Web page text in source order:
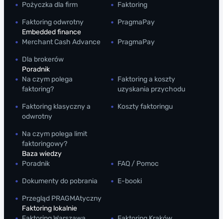
Pożyczka dla firm
Faktoring
Faktoring odwrotny
PragmaPay
Embedded finance
Merchant Cash Advance
PragmaPay
Dla brokerów
Poradnik
Na czym polega
faktoring?
Faktoring a koszty
uzyskania przychodu
Faktoring klasyczny a
odwrotny
Koszty faktoringu
Na czym polega limit
faktoringowy?
Baza wiedzy
Poradnik
FAQ / Pomoc
Dokumenty do pobrania E-booki
Przegląd PRAGMAtyczny
Faktoring lokalnie